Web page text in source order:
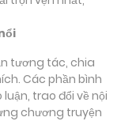
tương tác, chia
Các phần bình
trao đổi về nội
chương truyện